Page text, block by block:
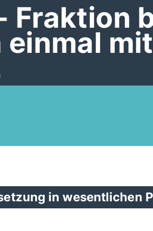
Fraktion
einmal
in wesentlichen